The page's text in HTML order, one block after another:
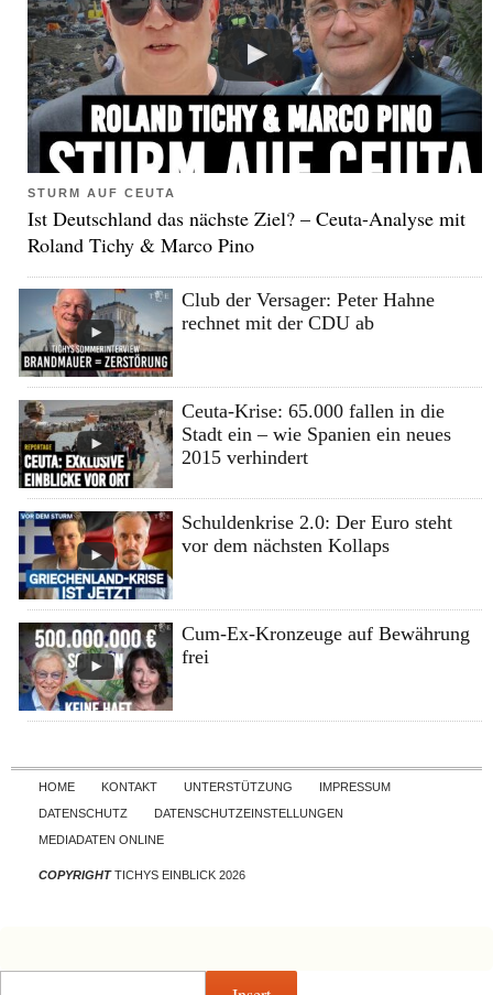
STURM AUF CEUTA
Ist Deutschland das nächste Ziel? – Ceuta-Analyse mit
Roland Tichy & Marco Pino
Club der Versager: Peter Hahne
rechnet mit der CDU ab
Ceuta-Krise: 65.000 fallen in die
Stadt ein – wie Spanien ein neues
2015 verhindert
Schuldenkrise 2.0: Der Euro steht
vor dem nächsten Kollaps
Cum-Ex-Kronzeuge auf Bewährung
frei
Skip to content
HOME KONTAKT UNTERSTÜTZUNG
IMPRESSUM
DATENSCHUTZ
DATENSCHUTZEINSTELLUNGEN
MEDIADATEN ONLINE
COPYRIGHTTICHYS EINBLICK 2026